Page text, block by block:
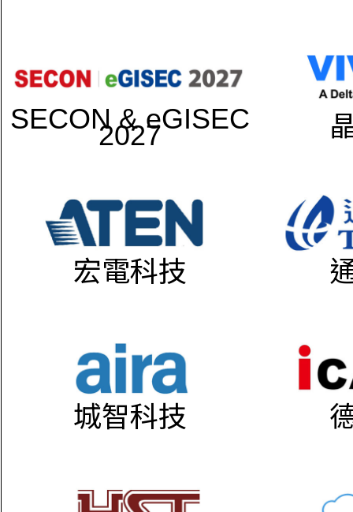
SECON & eGISEC
2027
宏電科技
城智科技